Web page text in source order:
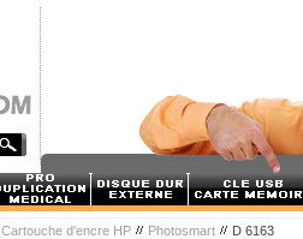
Cartouche d'encre HP Photosmart D 6163